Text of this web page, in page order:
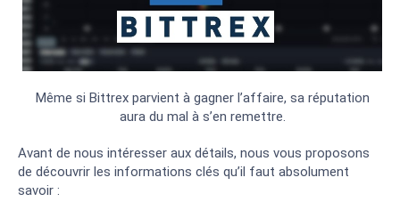
Même si Bittrex parvient à gagner l’affaire, sa réputation
aura du mal à s’en remettre.
Avant de nous intéresser aux détails, nous vous proposons
de découvrir les informations clés qu’il faut absolument
savoir :